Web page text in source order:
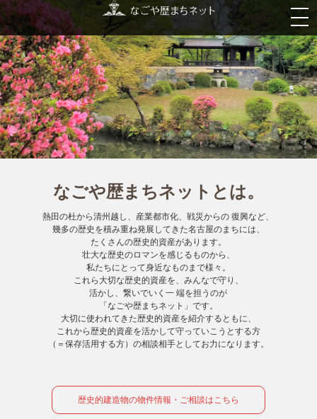
なごや歴まちネットとは。
熱田の杜から清州越し、産業都市化、戦災からの 復興など、
幾多の歴史を積み重ね発展してきた名古屋のまちには、
たくさんの歴史的資産があります。
壮大な歴史のロマンを感じるものから、
私たちにとって身近なものまで様々。
これら大切な歴史的資産を、みんなで守り、
活かし、繋いでいく一 端を担うのが
「なごや歴まちネット」です。
大切に使われてきた歴史的資産を紹介するともに、
これから歴史的資産を活かして守っていこうとする方
（＝保存活用する方）の相談相手としてお力になります。
歴史的建造物の物件情報・ご相談はこちら